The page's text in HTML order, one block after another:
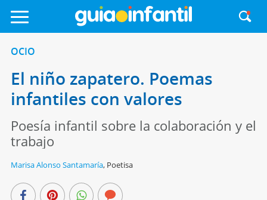
OCIO
El niño zapatero. Poemas
infantiles con valores
Poesía infantil sobre la colaboración y el
trabajo
Marisa Alonso Santamaría, Poetisa